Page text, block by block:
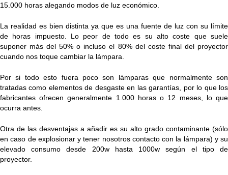
15.000 horas alegando modos de luz económico.
La realidad es bien distinta ya que es una fuente de luz con su límite
de horas impuesto. Lo peor de todo es su alto coste que suele
suponer más del 50% o incluso el 80% del coste final del proyector
cuando nos toque cambiar la lámpara.
Por si todo esto fuera poco son lámparas que normalmente son
tratadas como elementos de desgaste en las garantías, por lo que los
fabricantes ofrecen generalmente 1.000 horas o 12 meses, lo que
ocurra antes.
Otra de las desventajas a añadir es su alto grado contaminante (sólo
en caso de explosionar y tener nosotros contacto con la lámpara) y su
elevado consumo desde 200w hasta 1000w según el tipo de
proyector.